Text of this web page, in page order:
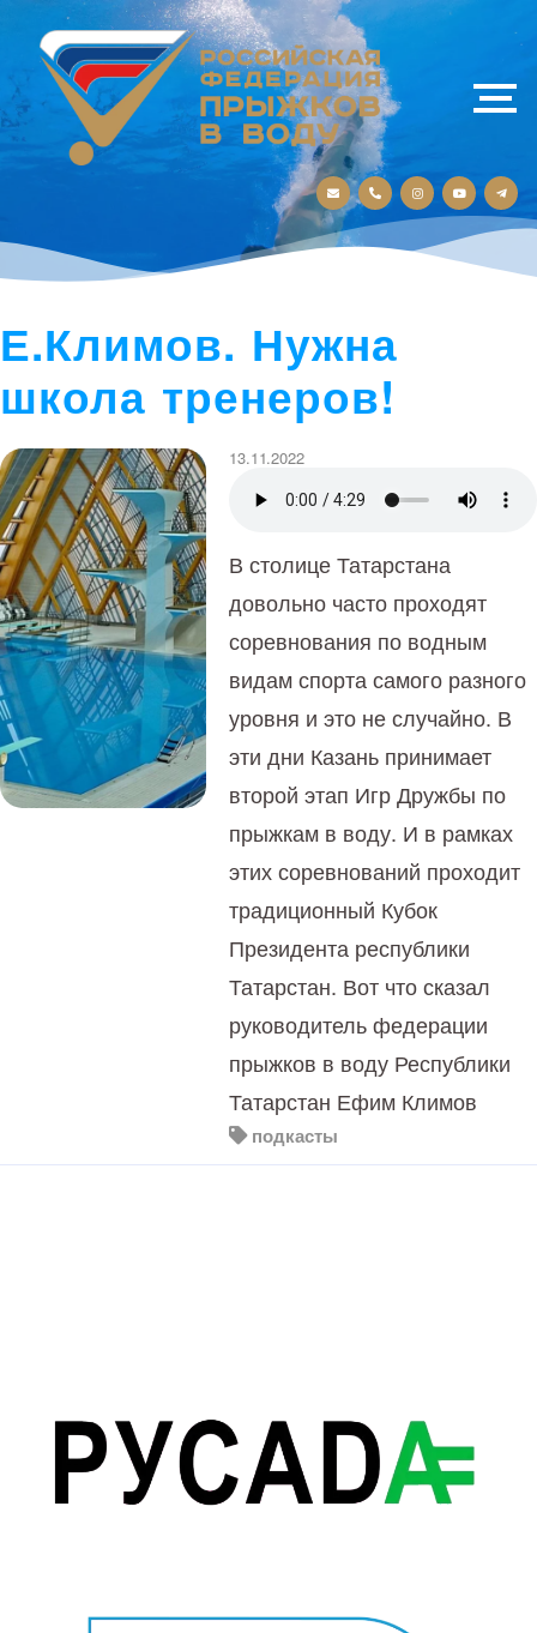
Е.Климов. Нужна
школа тренеров!
13.11.2022
В столице Татарстана
довольно часто проходят
соревнования по водным
видам спорта самого разного
уровня и это не случайно. В
эти дни Казань принимает
второй этап Игр Дружбы по
прыжкам в воду. И в рамках
этих соревнований проходит
традиционный Кубок
Президента республики
Татарстан. Вот что сказал
руководитель федерации
прыжков в воду Республики
Татарстан Ефим Климов
подкасты